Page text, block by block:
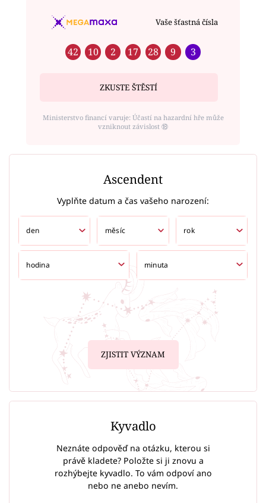
Vaše šťastná čísla
42 10 2 17 28 9 3
ZKUSTE ŠTĚSTÍ
Ministerstvo financí varuje: Účastí na hazardní hře může
vzniknout závislost ⑱
Ascendent
Vyplňte datum a čas vašeho narození:
ZJISTIT VÝZNAM
Kyvadlo
Neznáte odpověď na otázku, kterou si
právě kladete? Položte si ji znovu a
rozhýbejte kyvadlo. To vám odpoví ano
nebo ne anebo nevím.